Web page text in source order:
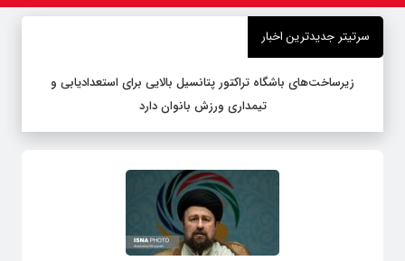
سرتیتر جدیدترین اخبار
زیرساخت‌های باشگاه تراکتور پتانسیل بالایی برای استعدادیابی و
تیمداری ورزش بانوان دارد